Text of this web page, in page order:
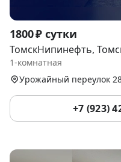
Item
1
of
1800 ₽ сутки
ТомскНипинефть,
1-комнатная
+7 (923)